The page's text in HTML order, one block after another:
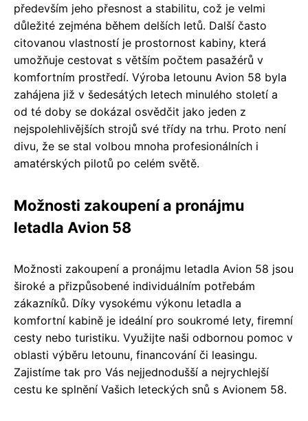
především jeho přesnost a stabilitu, což je velmi
důležité zejména během delších letů. Další často
citovanou vlastností je prostornost kabiny, která
umožňuje cestovat s větším počtem pasažérů v
komfortním prostředí. Výroba letounu Avion 58 byla
zahájena již v šedesátých letech minulého století a
od té doby se dokázal osvědčit jako jeden z
nejspolehlivějších strojů své třídy na trhu. Proto není
divu, že se stal volbou mnoha profesionálních i
amatérských pilotů po celém světě.
Možnosti zakoupení a pronájmu
letadla Avion 58
Možnosti zakoupení a pronájmu letadla Avion 58 jsou
široké a přizpůsobené individuálním potřebám
zákazníků. Díky vysokému výkonu letadla a
komfortní kabině je ideální pro soukromé lety, firemní
cesty nebo turistiku. Využijte naši odbornou pomoc v
oblasti výběru letounu, financování či leasingu.
Zajistíme tak pro Vás nejjednodušší a nejrychlejší
cestu ke splnění Vašich leteckých snů s Avionem 58.